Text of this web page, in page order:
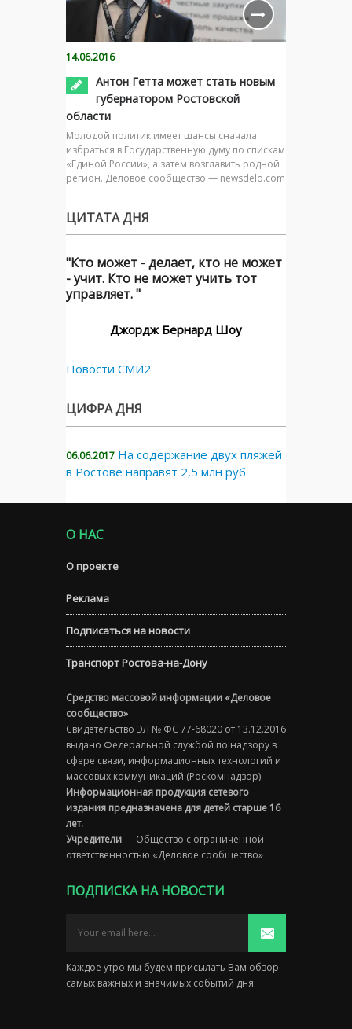
14.06.2016
Антон Гетта может стать новым
губернатором Ростовской
области
Молодой политик имеет шансы сначала
избраться в Государственную думу по спискам
«Единой России», а затем возглавить родной
регион. Деловое сообщество — newsdelo.com
ЦИТАТА ДНЯ
"Кто может - делает, кто не может
- учит. Кто не может учить тот
управляет. "
Джордж Бернард Шоу
Новости СМИ2
ЦИФРА ДНЯ
06.06.2017 На содержание двух пляжей
в Ростове направят 2,5 млн руб
О НАС
О проекте
Реклама
Подписаться на новости
Транспорт Ростова-на-Дону
Средство массовой информации «Деловое
сообщество»
Свидетельство ЭЛ № ФС 77-68020 от 13.12.2016
выдано Федеральной службой по надзору в
сфере связи, информационных технологий и
массовых коммуникаций (Роскомнадзор)
Информационная продукция сетевого
издания предназначена для детей старше 16
лет.
Учредители— Общество с ограниченной
ответственностью «Деловое сообщество»
ПОДПИСКА НА НОВОСТИ
Каждое утро мы будем присылать Вам обзор
самых важных и значимых событий дня.